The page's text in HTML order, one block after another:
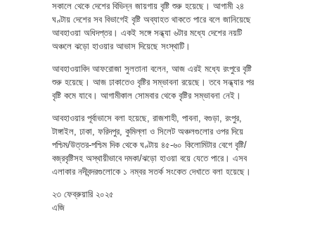
সকালে থেকে দেশের বিভিন্ন জায়গায় বৃষ্টি শুরু হয়েছে। আগামী ২৪
ঘণ্টায় দেশের সব বিভাগেই বৃষ্টি অব্যাহত থাকতে পারে বলে জানিয়েছে
আবহাওয়া অধিদপ্তর। একই সঙ্গে সন্ধ্যা ৬টার মধ্যে দেশের নয়টি
অঞ্চলে ঝড়ো হাওয়ার আভাস দিয়েছে সংস্থাটি।
আবহাওয়াবিদ আফরোজা সুলতানা বলেন, আজ এরই মধ্যে রংপুরে বৃষ্টি
শুরু হয়েছে। আজ ঢাকাতেও বৃষ্টির সম্ভাবনা রয়েছে। তবে সন্ধ্যার পর
বৃষ্টি কমে যাবে। আগামীকাল সোমবার থেকে বৃষ্টির সম্ভাবনা নেই।
আবহাওয়ার পূর্বাভাসে বলা হয়েছে, রাজশাহী, পাবনা, বগুড়া, রংপুর,
টাঙ্গাইল, ঢাকা, ফরিদপুর, কুমিল্লা ও সিলেট অঞ্চলগুলোর ওপর দিয়ে
পশ্চিম/উত্তর-পশ্চিম দিক থেকে ঘণ্টায় ৪৫-৬০ কিলোমিটার বেগে বৃষ্টি/
বজ্রবৃষ্টিসহ অস্থায়ীভাবে দমকা/ঝড়ো হাওয়া বয়ে যেতে পারে। এসব
এলাকার নদীবন্দরগুলোকে ১ নম্বর সতর্ক সংকেত দেখাতে বলা হয়েছে।
২৩ ফেব্রুয়ারি ২০২৫
এজি